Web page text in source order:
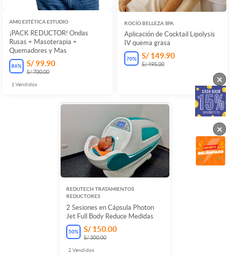
AMG ESTÉTICA ESTUDIO
¡PACK REDUCTOR! Ondas
Rusas + Masoterapia +
Quemadores y Mas
86% S/ 99.90
S/ 700.00
1 Vendidos
ROCÍO BELLEZA SPA
Aplicación de Cocktail Lipolysis
IV quema grasa
70% S/ 149.90
S/ 495.00
REDUTECH TRATAMIENTOS
REDUCTORES
2 Sesiones en Cápsula Photon
Jet Full Body Reduce Medidas
50% S/ 150.00
S/ 300.00
2Vendidos
×
×